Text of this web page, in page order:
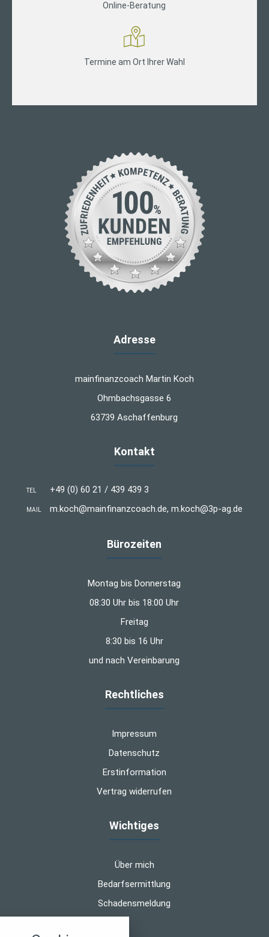
Online-Beratung
Termine am Ort Ihrer Wahl
Adresse
mainfinanzcoach Martin Koch
Ohmbachsgasse 6
63739 Aschaffenburg
Kontakt
TEL +49 (0) 60 21 / 439 439 3
MAIL m.koch@mainfinanzcoach.de, m.koch@3p-ag.de
Bürozeiten
Montag bis Donnerstag
08:30 Uhr bis 18:00 Uhr
Freitag
8:30 bis 16 Uhr
und nach Vereinbarung
Rechtliches
Impressum
Datenschutz
Erstinformation
Vertrag widerrufen
Wichtiges
Über mich
Bedarfsermittlung
Schadensmeldung